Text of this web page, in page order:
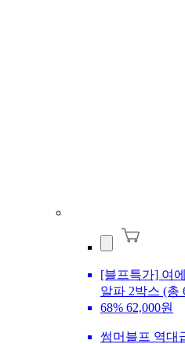
[블프특가] 여
알파 2박스 (총
68% 62,000원
썸머블프 역대